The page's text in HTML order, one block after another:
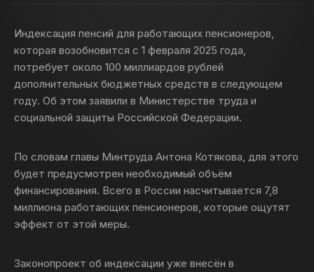
Индексация пенсий для работающих пенсионеров,
которая возобновится с 1 февраля 2025 года,
потребует около 100 миллиардов рублей
дополнительных бюджетных средств в следующем
году. Об этом заявили в Министерстве труда и
социальной защиты Российской Федерации.
По словам главы Минтруда Антона Котякова, для этого
будет предусмотрен необходимый объём
финансирования. Всего в России насчитывается 7,8
миллиона работающих пенсионеров, которые ощутят
эффект от этой меры.
Законопроект об индексации уже внесён в